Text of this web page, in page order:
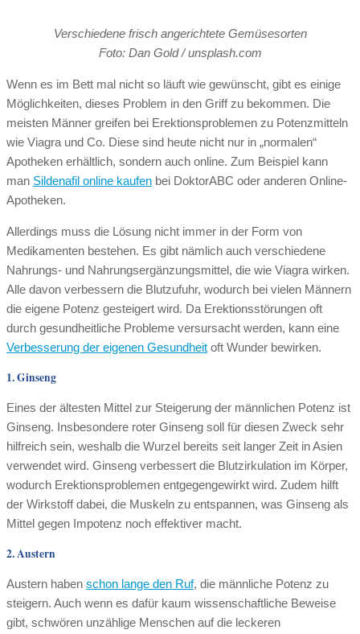
Verschiedene frisch angerichtete Gemüsesorten
Foto: Dan Gold / unsplash.com
Wenn es im Bett mal nicht so läuft wie gewünscht, gibt es einige
Möglichkeiten, dieses Problem in den Griff zu bekommen. Die
meisten Männer greifen bei Erektionsproblemen zu Potenzmitteln
wie Viagra und Co. Diese sind heute nicht nur in „normalen“
Apotheken erhältlich, sondern auch online. Zum Beispiel kann
man Sildenafil online kaufen bei DoktorABC oder anderen Online-
Apotheken.
Allerdings muss die Lösung nicht immer in der Form von
Medikamenten bestehen. Es gibt nämlich auch verschiedene
Nahrungs- und Nahrungsergänzungsmittel, die wie Viagra wirken.
Alle davon verbessern die Blutzufuhr, wodurch bei vielen Männern
die eigene Potenz gesteigert wird. Da Erektionsstörungen oft
durch gesundheitliche Probleme versursacht werden, kann eine
Verbesserung der eigenen Gesundheit oft Wunder bewirken.
1. Ginseng
Eines der ältesten Mittel zur Steigerung der männlichen Potenz ist
Ginseng. Insbesondere roter Ginseng soll für diesen Zweck sehr
hilfreich sein, weshalb die Wurzel bereits seit langer Zeit in Asien
verwendet wird. Ginseng verbessert die Blutzirkulation im Körper,
wodurch Erektionsproblemen entgegengewirkt wird. Zudem hilft
der Wirkstoff dabei, die Muskeln zu entspannen, was Ginseng als
Mittel gegen Impotenz noch effektiver macht.
2. Austern
Austern haben schon lange den Ruf, die männliche Potenz zu
steigern. Auch wenn es dafür kaum wissenschaftliche Beweise
gibt, schwören unzählige Menschen auf die leckeren